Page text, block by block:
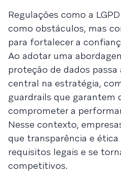
Regulações como a
como obstáculos, mas
para fortalecer a
Ao adotar uma
proteção de dados
central na estratégia,
guardrails que garantem
comprometer a
Nesse contexto,
que transparência e ética
requisitos legais e se
competitivos.